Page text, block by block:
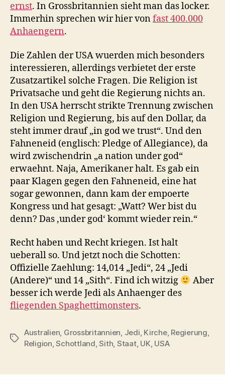
ernst. In Grossbritannien sieht man das locker.
Immerhin sprechen wir hier vonfast 400.000
Anhaengern.
Die Zahlen der USA wuerden mich besonders
interessieren, allerdings verbietet der erste
Zusatzartikel solche Fragen. Die Religion ist
Privatsache und geht die Regierung nichts an.
In den USA herrscht strikte Trennung zwischen
Religion und Regierung, bis auf den Dollar, da
steht immer drauf „in god we trust“. Und den
Fahneneid (englisch: Pledge of Allegiance), da
wird zwischendrin „a nation under god“
erwaehnt. Naja, Amerikaner halt. Es gab ein
paar Klagen gegen den Fahneneid, eine hat
sogar gewonnen, dann kam der empoerte
Kongress und hat gesagt: „Watt? Wer bist du
denn? Das ‚under god‘ kommt wieder rein.“
Recht haben und Recht kriegen. Ist halt
ueberall so. Und jetzt noch die Schotten:
Offizielle Zaehlung: 14,014 „Jedi“, 24 „Jedi
(Andere)“ und 14 „Sith“. Find ich witzig
Aber
besser ich werde Jedi als Anhaenger des
fliegenden Spaghettimonsters.
Schlagwörter
Australien, Grossbritannien, Jedi, Kirche, Regierung,
Religion,Schottland,Sith, Staat, UK, USA